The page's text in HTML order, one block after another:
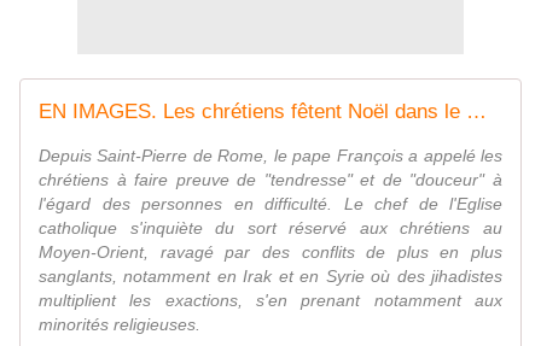
EN IMAGES. Les chrétiens fêtent Noël dans le monde
Depuis Saint-Pierre de Rome, le pape François a appelé les
chrétiens à faire preuve de "tendresse" et de "douceur" à
l'égard des personnes en difficulté. Le chef de l'Eglise
catholique s'inquiète du sort réservé aux chrétiens au
Moyen-Orient, ravagé par des conflits de plus en plus
sanglants, notamment en Irak et en Syrie où des jihadistes
multiplient les exactions, s'en prenant notamment aux
minorités religieuses.